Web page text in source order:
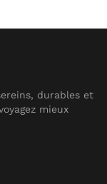
durables et
mieux